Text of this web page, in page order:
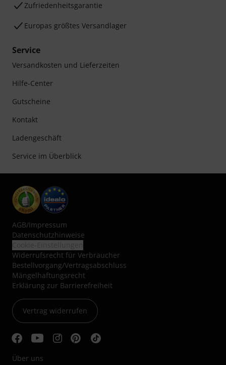
Zufriedenheitsgarantie
Europas größtes Versandlager
Service
Versandkosten und Lieferzeiten
Hilfe-Center
Gutscheine
Kontakt
Ladengeschäft
Service im Überblick
AGB/Impressum
Datenschutzhinweise
Widerrufsrecht für Verbraucher
Bestellvorgang/Vertragsabschluss
Mängelhaftungsrecht
Erklärung zur Barrierefreiheit
Vertrag widerrufen
Über uns